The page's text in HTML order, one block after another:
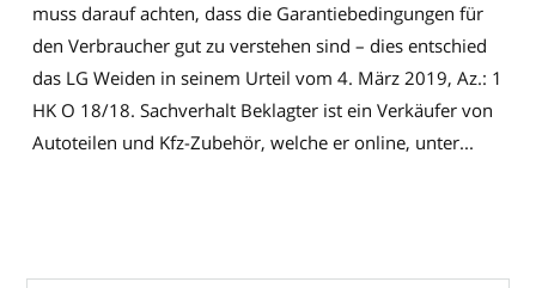
muss darauf achten, dass die Garantiebedingungen für
den Verbraucher gut zu verstehen sind – dies entschied
das LG Weiden in seinem Urteil vom 4. März 2019, Az.: 1
HK O 18/18. Sachverhalt Beklagter ist ein Verkäufer von
Autoteilen und Kfz-Zubehör, welche er online, unter...